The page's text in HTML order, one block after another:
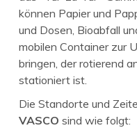
können Papier und
und Dosen, Bioabfall
mobilen Container zur
bringen, der rotierend
stationiert ist.
Die Standorte und
VASCO sind wie folgt: